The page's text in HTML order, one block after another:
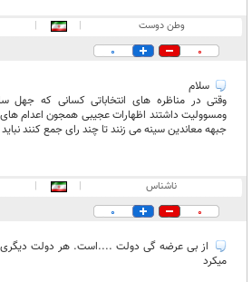
وطن دوست |
|
0
0
سلام
وقتی در مناظره های انتخاباتی کسانی که جهل
ومسوولیت داشتند اظهارات عجیبی همجون اعدام
جبهه معاندین سینه می زنند تا چند رای جمع کنند
ناشناس |
|
0
0
از بی عرضه گی دولت ....است. هر دولت دیگری
میکرد